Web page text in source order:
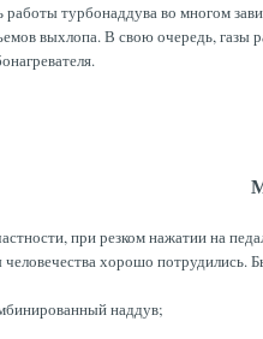
турбонаддува во многом
выхлопа. В свою очередь, газы
при резком нажатии на
хорошо потрудились.
наддув;